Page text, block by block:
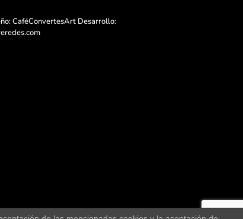
CaféConvertesArt Desarrollo: